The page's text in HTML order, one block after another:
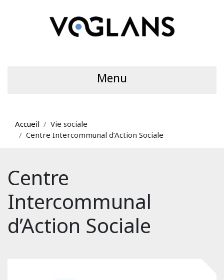
Menu
Accueil
Vie sociale
Centre Intercommunal d’Action Sociale
Centre
Intercommunal
d’Action Sociale